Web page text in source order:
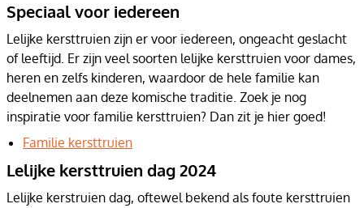
Speciaal voor iedereen
Lelijke kersttruien zijn er voor iedereen, ongeacht geslacht
of leeftijd. Er zijn veel soorten lelijke kersttruien voor dames,
heren en zelfs kinderen, waardoor de hele familie kan
deelnemen aan deze komische traditie. Zoek je nog
inspiratie voor familie kersttruien? Dan zit je hier goed!
Familie kersttruien
Lelijke kersttruien dag 2024
Lelijke kerstruien dag, oftewel bekend als foute kersttruien